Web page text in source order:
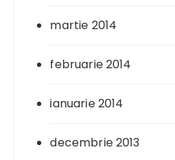
martie 2014
februarie 2014
ianuarie 2014
decembrie 2013